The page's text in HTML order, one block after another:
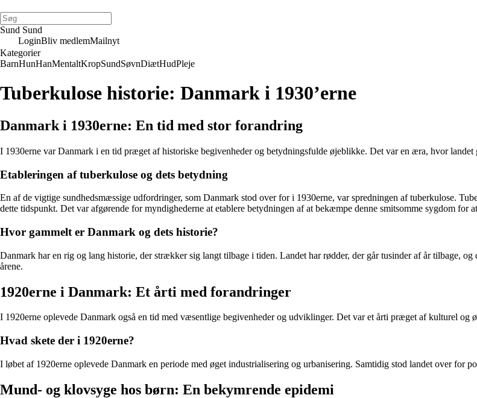
Sund Sund
LoginBliv medlemMailnyt
Kategorier
BarnHunHanMentaltKropSundSøvnDiætHudPleje
Tuberkulose historie: Danmark i 1930’erne
Danmark i 1930erne: En tid med stor forandring
I 1930erne var Danmark i en tid præget af historiske begivenheder og betydningsfulde øjeblikke. Det var en æra, hvor
Etableringen af tuberkulose og dets betydning
En af de vigtige sundhedsmæssige udfordringer, som Danmark stod over for i 1930erne, var spredningen af tuberkulose.
dette tidspunkt. Det var afgørende for myndighederne at etablere betydningen af at bekæmpe denne smitsomme sygdom for
Hvor gammelt er Danmark og dets historie?
Danmark har en rig og lang historie, der strækker sig langt tilbage i tiden. Landet har rødder, der går tusinder af år tilbage,
årene.
1920erne i Danmark: Et årti med forandringer
I 1920erne oplevede Danmark også en tid med væsentlige begivenheder og udviklinger. Det var et årti præget af kulturel
Hvad skete der i 1920erne?
I løbet af 1920erne oplevede Danmark en periode med øget industrialisering og urbanisering. Samtidig stod landet over for
Mund- og klovsyge hos børn: En bekymrende epidemi